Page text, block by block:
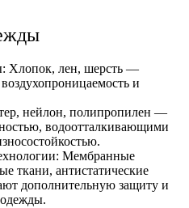
Хлопок, лен, шерсть —
и
нейлон, полипропилен —
водоотталкивающими
Мембранные
ткани, антистатические
дополнительную защиту и